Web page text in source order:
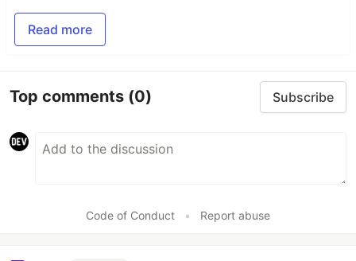
Read more
Top comments (0) Subscribe
Code of Conduct • Report abuse